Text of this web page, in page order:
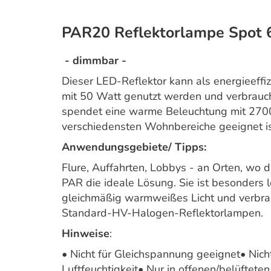
PAR20 Reflektorlampe
- dimmbar -
Dieser LED-Reflektor kann als
mit 50 Watt genutzt werden und
spendet eine warme Beleuchtung mit
verschiedensten Wohnbereiche geeignet
Anwendungsgebiete/ Tipps:
Flure, Auffahrten, Lobbys - an Orten, wo
PAR die ideale Lösung. Sie ist
gleichmäßig warmweißes Licht und
Standard-HV-Halogen-Reflektorlampen.
Hinweise:
• Nicht für Gleichspannung geeignet•